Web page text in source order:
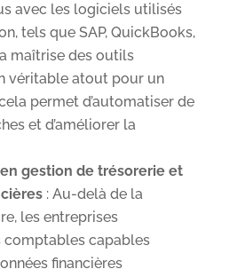
avec les logiciels utilisés
tels que SAP, QuickBooks,
maîtrise des outils
véritable atout pour un
permet d’automatiser de
et d’améliorer la
gestion de trésorerie et
: Au-delà de la
les entreprises
comptables capables
financières